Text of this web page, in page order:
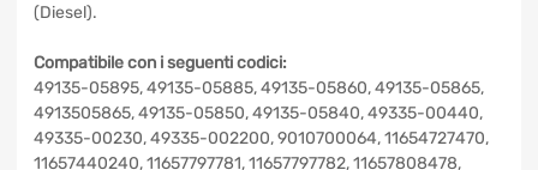
(Diesel).
Compatibile con i seguenti codici:
49135-05895, 49135-05885, 49135-05860, 49135-05865,
4913505865, 49135-05850, 49135-05840, 49335-00440,
49335-00230, 49335-002200, 9010700064,
11654727470, 11657440240, 11657797781, 11657797782,